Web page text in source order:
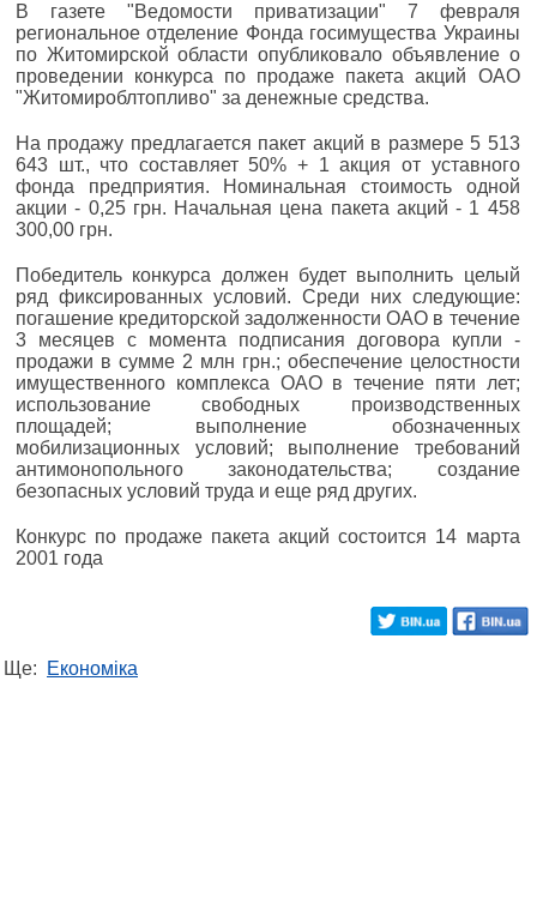
В газете "Ведомости приватизации" 7 февраля
региональное отделение Фонда госимущества Украины
по Житомирской области опубликовало объявление о
проведении конкурса по продаже пакета акций ОАО
"Житомироблтопливо" за денежные средства.
На продажу предлагается пакет акций в размере 5 513
643 шт., что составляет 50% + 1 акция от уставного
фонда предприятия. Номинальная стоимость одной
акции - 0,25 грн. Начальная цена пакета акций - 1 458
300,00 грн.
Победитель конкурса должен будет выполнить целый
ряд фиксированных условий. Среди них следующие:
погашение кредиторской задолженности ОАО в течение
3 месяцев с момента подписания договора купли -
продажи в сумме 2 млн грн.; обеспечение целостности
имущественного комплекса ОАО в течение пяти лет;
использование свободных производственных
площадей; выполнение обозначенных
мобилизационных условий; выполнение требований
антимонопольного законодательства; создание
безопасных условий труда и еще ряд других.
Конкурс по продаже пакета акций состоится 14 марта
2001 года
Ще: Економіка